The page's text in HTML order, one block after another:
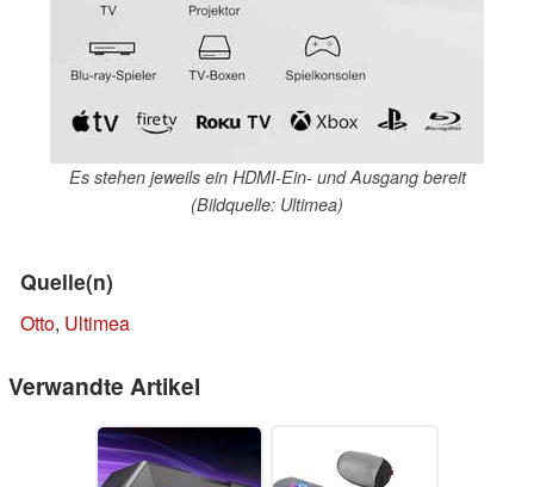
Es stehen jeweils ein HDMI-Ein- und Ausgang bereit
(Bildquelle: Ultimea)
Quelle(n)
Otto, Ultimea
Verwandte Artikel